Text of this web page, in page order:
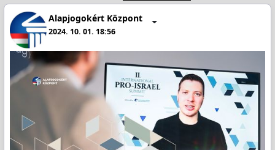
Alapjogokért Központ
2024. 10. 01. 18:56